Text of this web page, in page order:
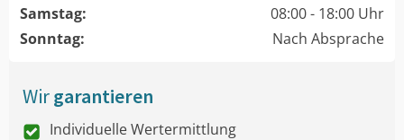
Samstag:
08:00 - 18:00 Uhr
Sonntag:
Nach Absprache
Wirgarantieren
Individuelle Wertermittlung